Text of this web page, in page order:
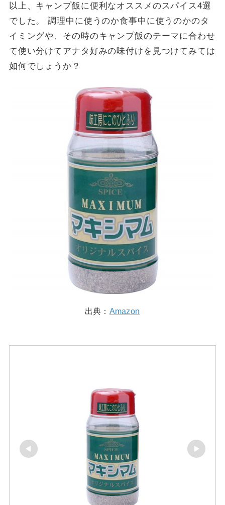
以上、キャンプ飯に便利なオススメのスパイス4選
でした。 調理中に使うのか食事中に使うのかのタ
イミングや、その時のキャンプ飯のテーマに合わせ
て使い分けてアナタ好みの味付けを見つけてみては
如何でしょうか？
出典： Amazon